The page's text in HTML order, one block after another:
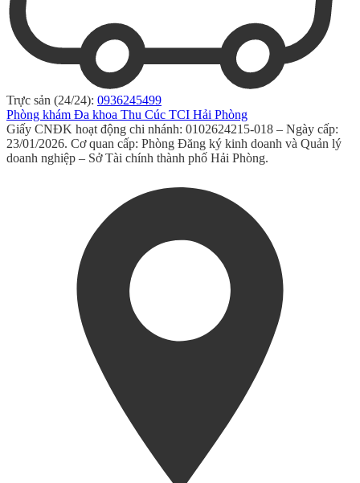
Trực sản (24/24): 0936245499
Phòng khám Đa khoa Thu Cúc TCI Hải Phòng
Giấy CNĐK hoạt động chi nhánh: 0102624215-018 – Ngày cấp:
23/01/2026. Cơ quan cấp: Phòng Đăng ký kinh doanh và Quản lý
doanh nghiệp – Sở Tài chính thành phố Hải Phòng.